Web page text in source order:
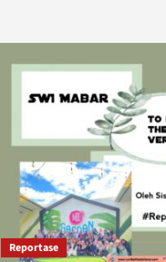
Reportase